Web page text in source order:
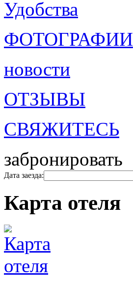
Удобства
ФОТОГРАФИИ
новости
ОТЗЫВЫ
СВЯЖИТЕСЬ
забронировать
Дата заезда:
Карта отеля